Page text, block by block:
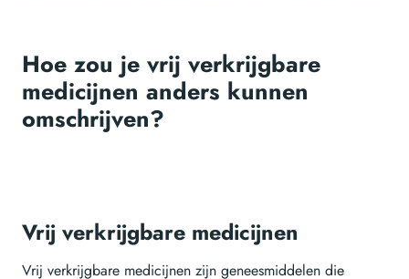
Hoe zou je vrij verkrijgbare
medicijnen anders kunnen
omschrijven?
Vrij verkrijgbare medicijnen
Vrij verkrijgbare medicijnen zijn geneesmiddelen die